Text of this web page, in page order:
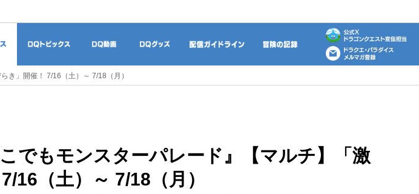
冒険の記録
き」開催！ 7/16（土）～ 7/18（月）
でもモンスターパレード』【マルチ】「激
16（土）～ 7/18（月）